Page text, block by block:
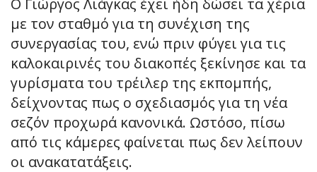
με τον σταθμό για τη συνέχιση της
συνεργασίας του, ενώ πριν φύγει για τις
καλοκαιρινές του διακοπές ξεκίνησε και τα
γυρίσματα του τρέιλερ της εκπομπής,
δείχνοντας πως ο σχεδιασμός για τη νέα
σεζόν προχωρά κανονικά. Ωστόσο, πίσω
από τις κάμερες φαίνεται πως δεν λείπουν
οι ανακατατάξεις.